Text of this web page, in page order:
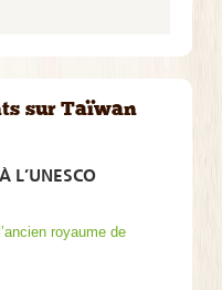
sur Taïwan
L’UNESCO
royaume de